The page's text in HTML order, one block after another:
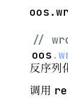
//
oos .
反序列
调用